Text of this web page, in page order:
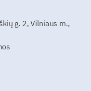
g. 2, Vilniaus m.,